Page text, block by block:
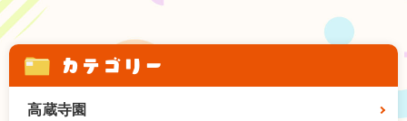
カテゴリー
高蔵寺園